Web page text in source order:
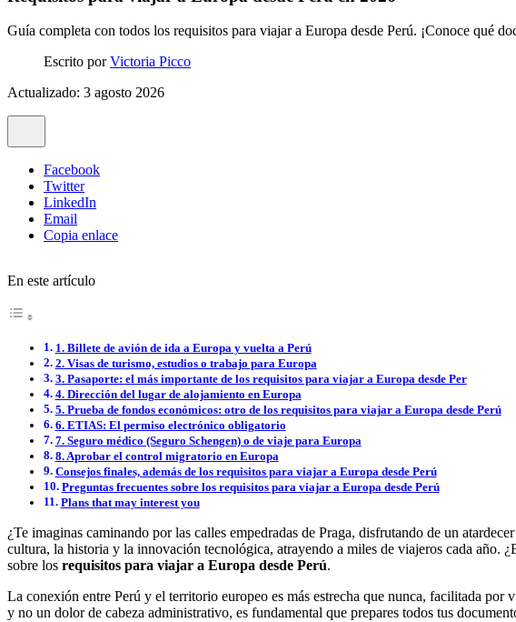
Guía completa con todos los requisitos para viajar a Europa desde Perú. ¡Conoce qué
Escrito porVictoria Picco
Actualizado: 3 agosto 2026
Facebook
Twitter
LinkedIn
Email
Copia enlace
En este artículo
1. Billete de avión de ida a Europa y vuelta a Perú
2. Visas de turismo, estudios o trabajo para Europa
3. Pasaporte: el más importante de los requisitos para viajar a Europa desde Per
4. Dirección del lugar de alojamiento en Europa
5. Prueba de fondos económicos: otro de los requisitos para viajar a Europa desde Perú
6. ETIAS: El permiso electrónico obligatorio
7. Seguro médico (Seguro Schengen) o de viaje para Europa
8. Aprobar el control migratorio en Europa
Consejos finales, además de los requisitos para viajar a Europa desde Perú
Preguntas frecuentes sobre los requisitos para viajar a Europa desde Perú
Plans that may interest you
¿Te imaginas caminando por las calles empedradas de Praga, disfrutando de un
cultura, la historia y la innovación tecnológica, atrayendo a miles de viajeros cada año.
sobre los requisitos para viajar a Europa desde Perú.
La conexión entre Perú y el territorio europeo es más estrecha que nunca, facilitada
y no un dolor de cabeza administrativo, es fundamental que prepares todos tus